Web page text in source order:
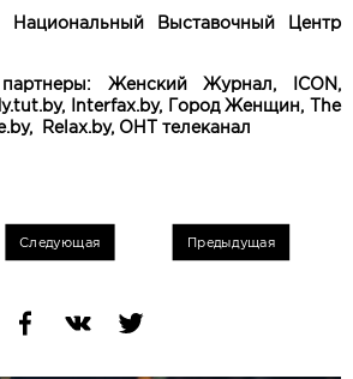
Национальный Выставочный Центр
Женский Журнал,
ICON,
tut.by, Interfax.by, Город Женщин,The
by, Relax.by, ОНТ телеканал
Следующая Предыдущая